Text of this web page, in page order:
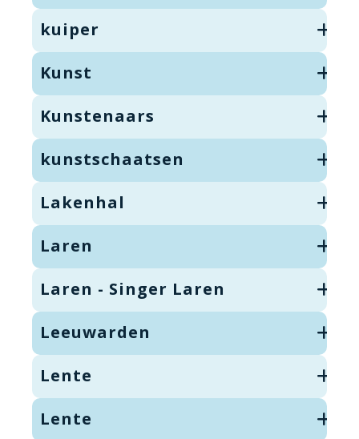
kuiper
Kunst
Kunstenaars
kunstschaatsen
Lakenhal
Laren
Laren - Singer Laren
Leeuwarden
Lente
Lente